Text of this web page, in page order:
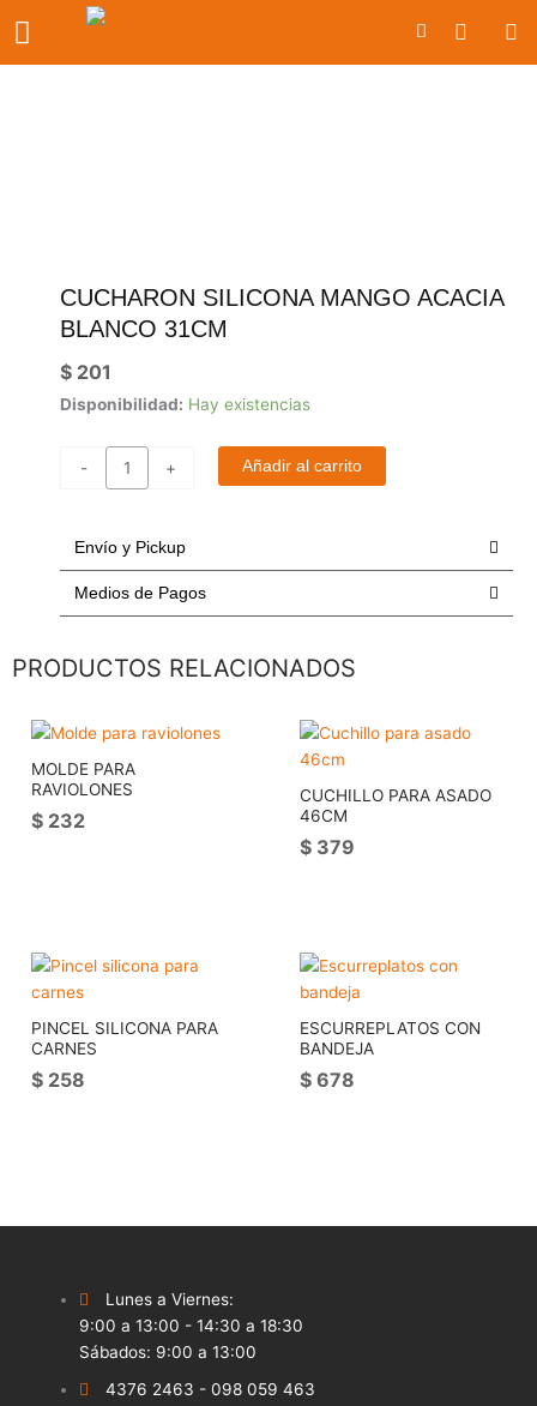
contenido
Carrito
CUCHARON SILICONA MANGO ACACIA
BLANCO 31CM
$ 201
Disponibilidad: Hay existencias
-
CUCHARON
ACACIA
cantidad
+ Añadir al carrito
Envío y Pickup
Medios de Pagos
PRODUCTOS RELACIONADOS
MOLDE PARA
RAVIOLONES
$ 232
CUCHILLO PARA ASADO
46CM
$ 379
PINCEL SILICONA PARA
CARNES
$ 258
ESCURREPLATOS CON
BANDEJA
$ 678
Lunes a Viernes:
9:00 a 13:00 - 14:30 a 18:30
Sábados: 9:00 a 13:00
4376 2463 - 098 059 463